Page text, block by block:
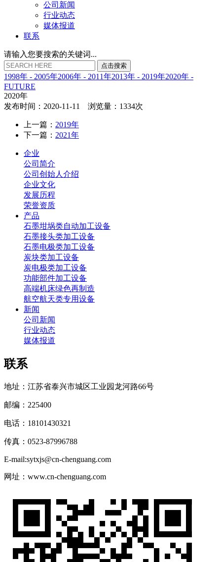
公司新闻
行业动态
媒体报道
联系
请输入您要搜索的关键词...
点击搜索
1998年 - 2005年2006年 - 2011年2013年 - 2019年2020年 -
FUTURE
2020年
发布时间：2020-11-11 浏览量：1334次
上一篇： 2019年
下一篇： 2021年
企业
公司简介
公司创始人介绍
企业文化
发展历程
荣誉资质
产品
石墨坩埚类自动加工设备
石墨接头类加工设备
石墨电极类加工设备
炭块类加工设备
炭电极类加工设备
功能部件加工设备
高端机床绿色再制造
航空航天类专用设备
新闻
公司新闻
行业动态
媒体报道
联系
地址：江苏省泰兴市城区工业园龙河路66号
邮编：225400
电话：18101430321
传真：0523-87996788
E-mail:sytxjs@cn-chenguang.com
网址：www.cn-chenguang.com